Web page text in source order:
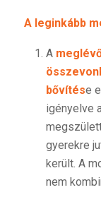
A leginkább
A
bővítése
igényelve
gyerekre
került. A
nem